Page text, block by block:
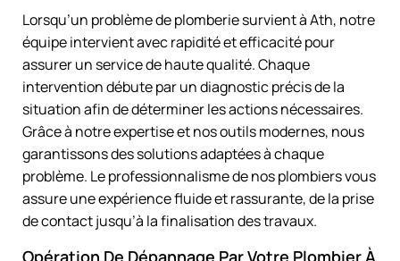
Lorsqu’un problème de plomberie survient à Ath, notre
équipe intervient avec rapidité et efficacité pour
assurer un service de haute qualité. Chaque
intervention débute par un diagnostic précis de la
situation afin de déterminer les actions nécessaires.
Grâce à notre expertise et nos outils modernes, nous
garantissons des solutions adaptées à chaque
problème. Le professionnalisme de nos plombiers vous
assure une expérience fluide et rassurante, de la prise
de contact jusqu’à la finalisation des travaux.
Opération De Dépannage Par Votre Plombier À